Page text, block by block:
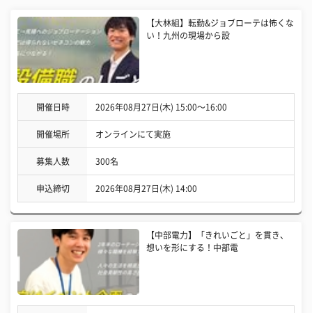
【大林組】転勤&ジョブローテは怖くな
い！九州の現場から設
開催日時 2026年08月27日(木) 15:00〜16:00
開催場所 オンラインにて実施
募集人数 300名
申込締切 2026年08月27日(木) 14:00
【中部電力】「きれいごと」を貫き、
想いを形にする！中部電